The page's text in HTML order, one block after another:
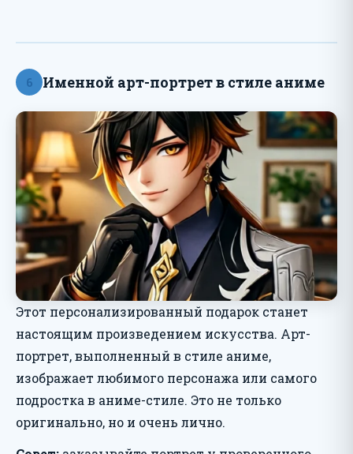
6 Именной арт-портрет в стиле аниме
Этот персонализированный подарок станет
настоящим произведением искусства. Арт-
портрет, выполненный в стиле аниме,
изображает любимого персонажа или самого
подростка в аниме-стиле. Это не только
оригинально, но и очень лично.